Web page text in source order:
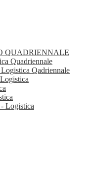
QUADRIENNALE
Quadriennale
Qadriennale
Logistica